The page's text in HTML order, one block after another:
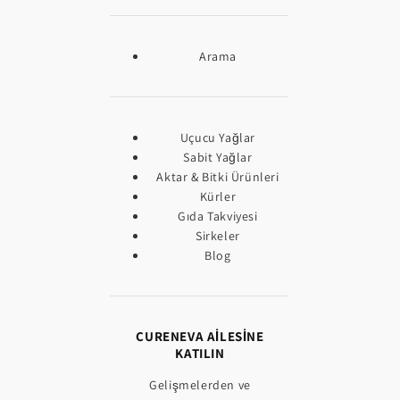
Arama
Uçucu Yağlar
Sabit Yağlar
Aktar & Bitki Ürünleri
Kürler
Gıda Takviyesi
Sirkeler
Blog
CURENEVA AİLESİNE
KATILIN
Gelişmelerden ve